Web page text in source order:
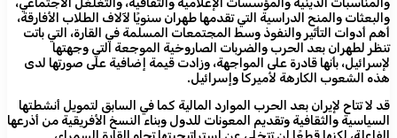
والمناسبات الدينية والمؤسسات الإعلامية والثقافية، والتغلغل الاجتماعي،
والبعثات والمنح الدراسية التي تقدمها طهران سنويًا لآلاف الطلاب الأفارقة،
أهم أدوات التأثير والنفوذ وسط المجتمعات المسلمة في القارة، التي باتت
تنظر لطهران بعد الحرب والضربات الصاروخية الموجعة التي وجهتها
لإسرائيل، بأنها قادرة على المواجهة، وزادت قيمة إضافية على صورتها لدى
هذه الشعوب الكارهة لأميركا وإسرائيل.
قد لا تتاح لإيران بعد الحرب الموارد المالية كما في السابق لتمويل أنشطتها
السياسية والثقافية وتقديم المعونات للدول وبناء النسخ الأفريقية من أذرعها